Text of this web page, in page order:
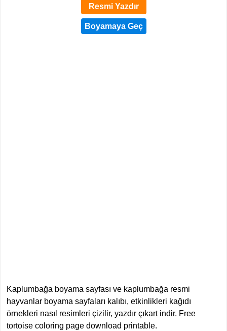
Resmi Yazdır
Kaplumbağa boyama sayfası ve kaplumbağa resmi
hayvanlar boyama sayfaları kalıbı, etkinlikleri kağıdı
örnekleri nasıl resimleri çizilir, yazdır çıkart indir. Free
tortoise coloring page download printable.